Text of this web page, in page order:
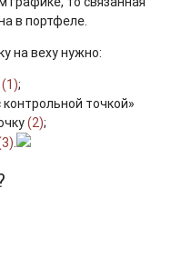
в портфеле.
на веху нужно:
(1);
точкой»
(2);
.